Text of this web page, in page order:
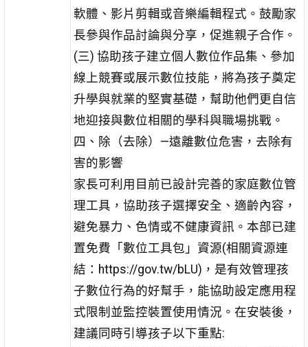
軟體、影片剪輯或音樂編輯程式。鼓勵家
長參與作品討論與分享，促進親子合作。
(三) 協助孩子建立個人數位作品集、參加
線上競賽或展示數位技能，將為孩子奠定
升學與就業的堅實基礎，幫助他們更自信
地迎接與數位相關的學科與職場挑戰。
四、除（去除）—遠離數位危害，去除有
害的影響
家長可利用目前已設計完善的家庭數位管
理工具，協助孩子選擇安全、適齡內容，
避免暴力、色情或不健康資訊。本部已建
置免費「數位工具包」資源(相關資源連
結：https://gov.tw/bLU)，是有效管理孩
子數位行為的好幫手，能協助設定應用程
式限制並監控裝置使用情況。在安裝後，
建議同時引導孩子以下重點: